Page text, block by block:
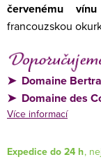
červenému vínu
francouzskou
➤ Domaine
➤ Domaine des
Více informací
Expedice do 24 h